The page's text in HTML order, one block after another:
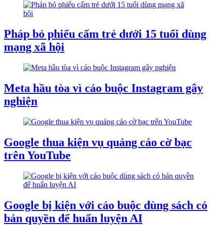
Pháp bỏ phiếu cấm trẻ dưới 15 tuổi dùng
mạng xã hội
Meta hầu tòa vì cáo buộc Instagram gây
nghiện
Google thua kiện vụ quảng cáo cờ bạc
trên YouTube
Google bị kiện với cáo buộc dùng sách có
bản quyền để huấn luyện AI